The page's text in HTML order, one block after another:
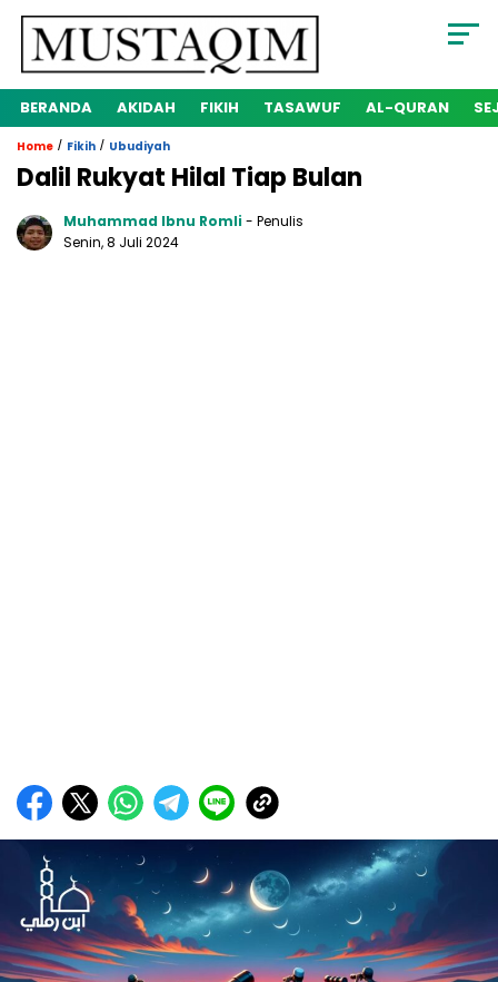
BERANDA AKIDAH FIKIH TASAWUF AL-QURAN
Home / Fikih / Ubudiyah
Dalil Rukyat Hilal Tiap Bulan
Muhammad Ibnu Romli- Penulis
Senin, 8 Juli 2024